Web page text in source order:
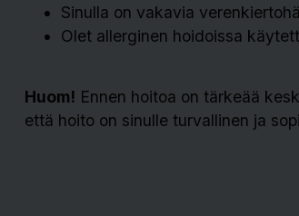
Sinulla on vakavia
Olet allerginen hoidoissa
Huom! Ennen hoitoa on tärkeää
että hoito on sinulle turvallinen ja